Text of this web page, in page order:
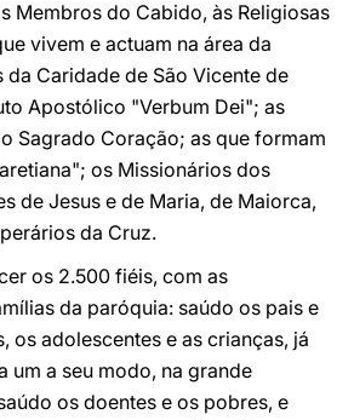
Membros do Cabido, às Religiosas
vivem e actuam na área da
da Caridade de São Vicente de
Apostólico "Verbum Dei"; as
Sagrado Coração; as que formam
os Missionários dos
de Jesus e de Maria, de Maiorca,
da Cruz.
os 2.500 fiéis, com as
da paróquia: saúdo os pais e
os adolescentes e as crianças, já
um a seu modo, na grande
os doentes e os pobres, e